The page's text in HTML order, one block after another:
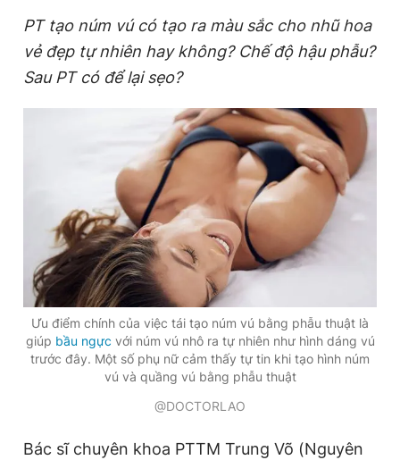
PT tạo núm vú có tạo ra màu sắc cho nhũ hoa
vẻ đẹp tự nhiên hay không? Chế độ hậu phẫu?
Sau PT có để lại sẹo?
Ưu điểm chính của việc tái tạo núm vú bằng phẫu thuật là
giúp bầu ngực với núm vú nhô ra tự nhiên như hình dáng vú
trước đây. Một số phụ nữ cảm thấy tự tin khi tạo hình núm
vú và quầng vú bằng phẫu thuật
@DOCTORLAO
Bác sĩ chuyên khoa PTTM Trung Võ (Nguyên